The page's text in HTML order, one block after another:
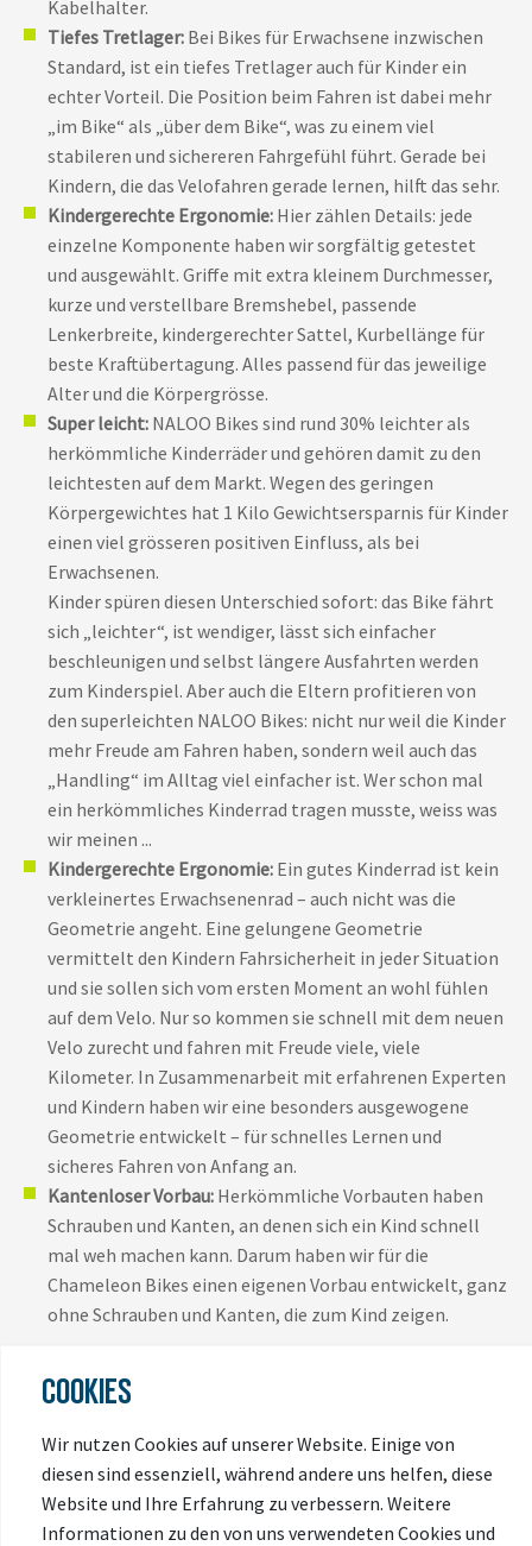
Kabelhalter.
Tiefes Tretlager: Bei Bikes für Erwachsene inzwischen
Standard, ist ein tiefes Tretlager auch für Kinder ein
echter Vorteil. Die Position beim Fahren ist dabei mehr
„im Bike“ als „über dem Bike“, was zu einem viel
stabileren und sichereren Fahrgefühl führt. Gerade bei
Kindern, die das Velofahren gerade lernen, hilft das sehr.
Kindergerechte Ergonomie: Hier zählen Details: jede
einzelne Komponente haben wir sorgfältig getestet
und ausgewählt. Griffe mit extra kleinem Durchmesser,
kurze und verstellbare Bremshebel, passende
Lenkerbreite, kindergerechter Sattel, Kurbellänge für
beste Kraftübertagung. Alles passend für das jeweilige
Alter und die Körpergrösse.
Super leicht: NALOO Bikes sind rund 30% leichter als
herkömmliche Kinderräder und gehören damit zu den
leichtesten auf dem Markt. Wegen des geringen
Körpergewichtes hat 1 Kilo Gewichtsersparnis für Kinder
einen viel grösseren positiven Einfluss, als bei
Erwachsenen.
Kinder spüren diesen Unterschied sofort: das Bike fährt
sich „leichter“, ist wendiger, lässt sich einfacher
beschleunigen und selbst längere Ausfahrten werden
zum Kinderspiel. Aber auch die Eltern profitieren von
den superleichten NALOO Bikes: nicht nur weil die Kinder
mehr Freude am Fahren haben, sondern weil auch das
„Handling“ im Alltag viel einfacher ist. Wer schon mal
ein herkömmliches Kinderrad tragen musste, weiss was
wir meinen ...
Kindergerechte Ergonomie: Ein gutes Kinderrad ist kein
verkleinertes Erwachsenenrad – auch nicht was die
Geometrie angeht. Eine gelungene Geometrie
vermittelt den Kindern Fahrsicherheit in jeder Situation
und sie sollen sich vom ersten Moment an wohl fühlen
auf dem Velo. Nur so kommen sie schnell mit dem neuen
Velo zurecht und fahren mit Freude viele, viele
Kilometer. In Zusammenarbeit mit erfahrenen Experten
und Kindern haben wir eine besonders ausgewogene
Geometrie entwickelt – für schnelles Lernen und
sicheres Fahren von Anfang an.
Kantenloser Vorbau: Herkömmliche Vorbauten haben
Schrauben und Kanten, an denen sich ein Kind schnell
mal weh machen kann. Darum haben wir für die
Chameleon Bikes einen eigenen Vorbau entwickelt, ganz
ohne Schrauben und Kanten, die zum Kind zeigen.
Geometrie
Länger fahren mit dem gleichen Bike
Sehr tiefer Einstieg und geringere Sattelhöhe =
froher
Fahren mit dem größeren Bike
COOKIES
Wir nutzen Cookies auf unserer Website. Einige von
diesen sind essenziell, während andere uns helfen, diese
Website und Ihre Erfahrung zu verbessern. Weitere
Informationen zu den von uns verwendeten Cookies und